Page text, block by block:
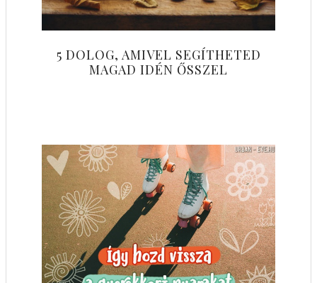
5 DOLOG, AMIVEL SEGÍTHETED
MAGAD IDÉN ŐSSZEL